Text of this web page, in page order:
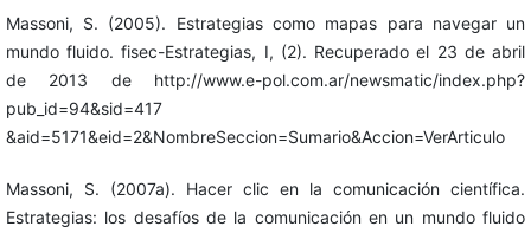
Massoni, S. (2005). Estrategias como mapas para navegar un
mundo fluido. fisec-Estrategias, I, (2). Recuperado el 23 de abril
de 2013 de http://www.e-pol.com.ar/newsmatic/index.php?
pub_id=94&sid=417
&aid=5171&eid=2&NombreSeccion=Sumario&Accion=VerArticulo
Massoni, S. (2007a). Hacer clic en la comunicación científica.
Estrategias: los desafíos de la comunicación en un mundo fluido